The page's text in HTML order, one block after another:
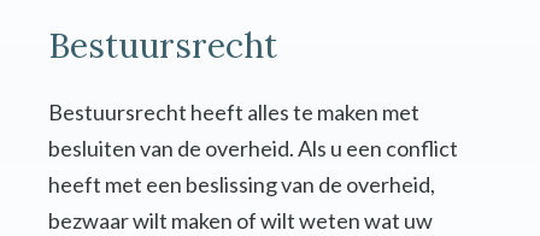
Bestuursrecht
Bestuursrecht heeft alles te maken met
besluiten van de overheid. Als u een conflict
heeft met een beslissing van de overheid,
bezwaar wilt maken of wilt weten wat uw